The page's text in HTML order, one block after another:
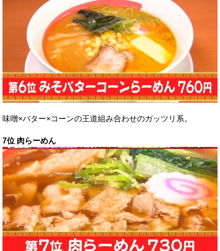
味噌×バター×コーンの王道組み合わせのガッツリ系。
7位 肉らーめん